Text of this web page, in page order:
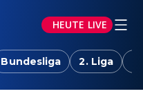
HEUTE LIVE
Bundesliga 2. Liga